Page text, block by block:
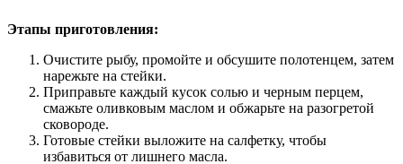
Этапы приготовления:
Очистите рыбу, промойте и обсушите полотенцем, затем
нарежьте на стейки.
Приправьте каждый кусок солью и черным перцем,
смажьте оливковым маслом и обжарьте на разогретой
сковороде.
Готовые стейки выложите на салфетку, чтобы
избавиться от лишнего масла.